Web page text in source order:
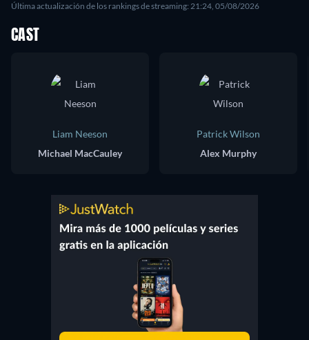
Última actualización de los rankings de streaming: 21:24, 05/08/2026
CAST
Liam Neeson
Michael MacCauley
Patrick Wilson
Alex Murphy